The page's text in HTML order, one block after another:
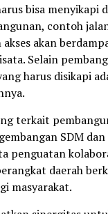
bisa menyikapi
contoh
akan
Selain
harus disikapi
terkait
SDM
penguatan
daerah
masyarakat.